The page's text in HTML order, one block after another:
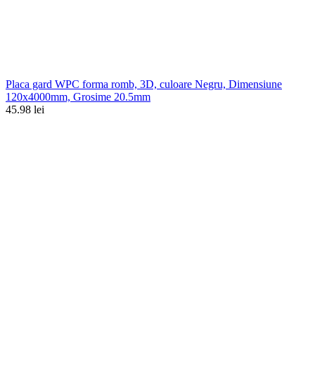
Placa gard WPC forma romb, 3D, culoare Negru, Dimensiune
120x4000mm, Grosime 20.5mm
45.98 lei